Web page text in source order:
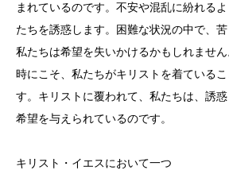
まれているのです。不安や混乱に紛れる
たちを誘惑します。困難な状況の中で、
私たちは希望を失いかけるかもしれませ
時にこそ、私たちがキリストを着ている
す。キリストに覆われて、私たちは、誘
希望を与えられているのです。
キリスト・イエスにおいて一つ